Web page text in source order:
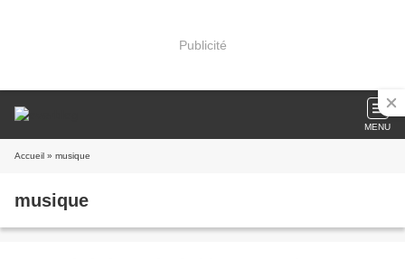
Publicité
MENU
Accueil » musique
musique